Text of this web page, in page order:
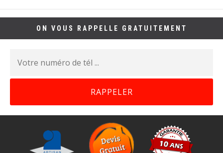
ON VOUS RAPPELLE GRATUITEMENT